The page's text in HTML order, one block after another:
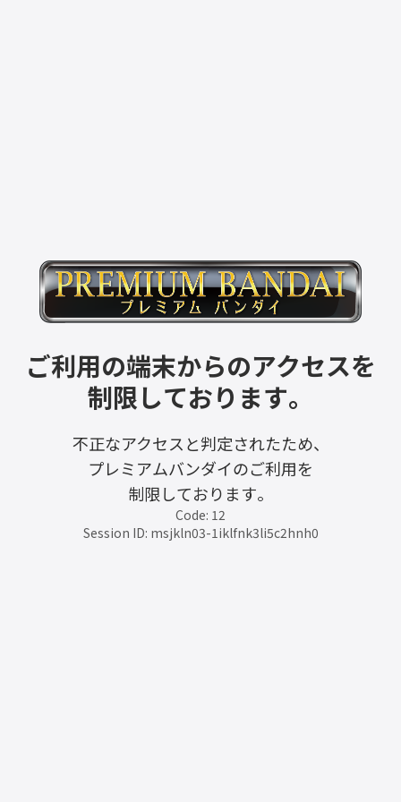
ご利用の端末からのアクセスを
制限しております。
不正なアクセスと判定されたため、
プレミアムバンダイのご利用を
制限しております。
Code: 12
Session ID: msjkln03-1iklfnk3li5c2hnh0